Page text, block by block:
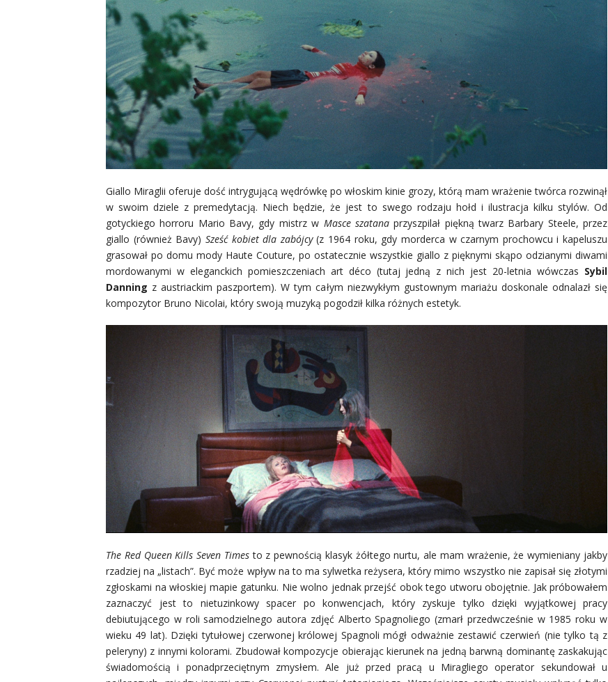
Giallo Miraglii oferuje dość intrygującą wędrówkę po włoskim kinie grozy, którą mam wrażenie twórca rozwinął
w swoim dziele z premedytacją. Niech będzie, że jest to swego rodzaju hołd i ilustracja kilku stylów. Od
gotyckiego horroru Mario Bavy, gdy mistrz w Masce szatanaprzyszpilał piękną twarz Barbary Steele, przez
giallo (również Bavy) Sześć kobiet dla zabójcy(z 1964 roku, gdy morderca w czarnym prochowcu i kapeluszu
grasował po domu mody Haute Couture, po ostatecznie wszystkie giallo z pięknymi skąpo odzianymi diwami
mordowanymi w eleganckich pomieszczeniach art déco (tutaj jedną z nich jest 20-letnia wówczas Sybil
Danning z austriackim paszportem). W tym całym niezwykłym gustownym mariażu doskonale odnalazł się
kompozytor Bruno Nicolai, który swoją muzyką pogodził kilka różnych estetyk.
The Red Queen Kills Seven Timesto z pewnością klasyk żółtego nurtu, ale mam wrażenie, że wymieniany jakby
rzadziej na „listach”. Być może wpływ na to ma sylwetka reżysera, który mimo wszystko nie zapisał się złotymi
zgłoskami na włoskiej mapie gatunku. Nie wolno jednak przejść obok tego utworu obojętnie. Jak próbowałem
zaznaczyć jest to nietuzinkowy spacer po konwencjach, który zyskuje tylko dzięki wyjątkowej pracy
debiutującego w roli samodzielnego autora zdjęć Alberto Spagnoliego (zmarł przedwcześnie w 1985 roku w
wieku 49 lat). Dzięki tytułowej czerwonej królowej Spagnoli mógł odważnie zestawić czerwień (nie tylko tą z
peleryny) z innymi kolorami. Zbudował kompozycje obierając kierunek na jedną barwną dominantę zaskakując
świadomością i ponadprzeciętnym zmysłem. Ale już przed pracą u Miragliego operator sekundował u